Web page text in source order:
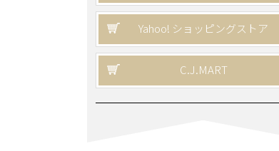
Yahoo! ショッピングストア
C.J.MART